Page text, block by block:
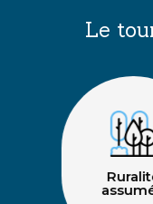
Le
Ruralité
assumée